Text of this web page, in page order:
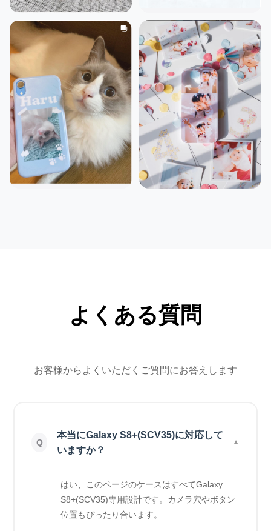
よくある質問
お客様からよくいただくご質問にお答えします
本当にGalaxy S8+(SCV35)に対応して
いますか？
はい、このページのケースはすべてGalaxy
S8+(SCV35)専用設計です。カメラ穴やボタン
位置もぴったり合います。